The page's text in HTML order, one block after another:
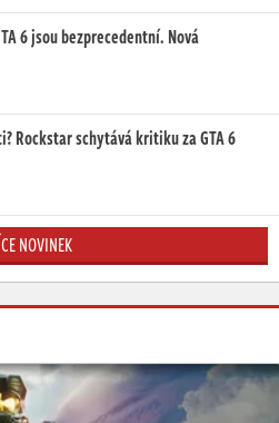
6 jsou bezprecedentní. Nová
Rockstar schytává kritiku za GTA 6
NOVINEK